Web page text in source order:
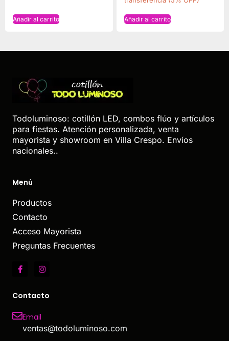
Añadir al carrito Añadir al carrito
Todoluminoso: cotillón LED, combos flúo y artículos
para fiestas. Atención personalizada, venta
mayorista y showroom en Villa Crespo. Envíos
nacionales..
Menú
Productos
Contacto
Acceso Mayorista
Preguntas Frecuentes
Contacto
Email
ventas@todoluminoso.com